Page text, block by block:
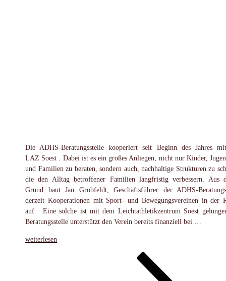
Die ADHS-Beratungsstelle kooperiert seit Beginn des Jahres
LAZ Soest . Dabei ist es ein großes Anliegen, nicht nur Kinder,
und Familien zu beraten, sondern auch, nachhaltige Strukturen zu
die den Alltag betroffener Familien langfristig verbessern. Aus
Grund baut Jan Grobfeldt, Geschäftsführer der ADHS-
derzeit Kooperationen mit Sport- und Bewegungsvereinen in der
auf. Eine solche ist mit dem Leichtathletikzentrum Soest
Beratungsstelle unterstützt den Verein bereits finanziell bei …
„Berührungsängste
weiterlesen